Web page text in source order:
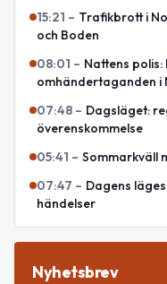
15:21 – Trafikbrott i
och Boden
08:01 – Nattens
omhändertaganden i
07:48 – Dagsläget:
överenskommelse
05:41 – Sommarkväll
07:47 – Dagens
händelser
Nyhetsbrev